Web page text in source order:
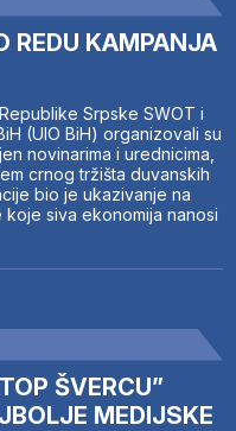
REDU KAMPANJA
Srpske SWOT i
(UIO BiH) organizovali su
novinarima i urednicima,
crnog tržišta duvanskih
bio je ukazivanje na
siva ekonomija nanosi
ŠVERCU”
MEDIJSKE